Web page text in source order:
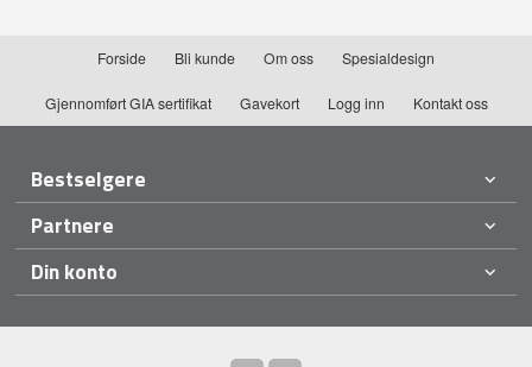
Forside Bli kunde Om oss Spesialdesign
Gjennomført GIA sertifikat Gavekort Logg inn Kontakt oss
Bestselgere
Partnere
Din konto